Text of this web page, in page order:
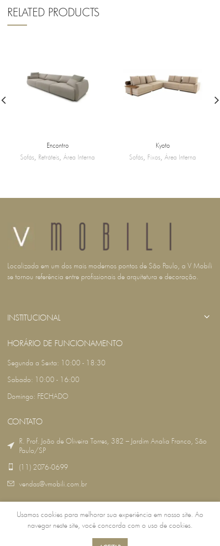
RELATED PRODUCTS
Encontro
Sofás
Retráteis Área Interna
Kyoto
Sofás
Fixos Área Interna
Localizada em um dos mais modernos pontos de São Paulo, a V Mobili
se tornou referência entre profissionais de arquitetura e decoração.
INSTITUCIONAL
HORÁRIO DE FUNCIONAMENTO
Segunda a Sexta: 10:00 - 18:30
Sabado: 10:00 - 16:00
Domingo: FECHADO
CONTATO
R. Prof. João de Oliveira Torres, 382 – Jardim Analia Franco, São
Paulo/SP
(11) 2076-0699
vendas@vmobili.com.br
2022 DESENVOLVIDO POR: RSG TECNOLOGIA .
Usamos cookies para melhorar sua experiência em nosso site. Ao
navegar neste site, você concorda com o uso de cookies.